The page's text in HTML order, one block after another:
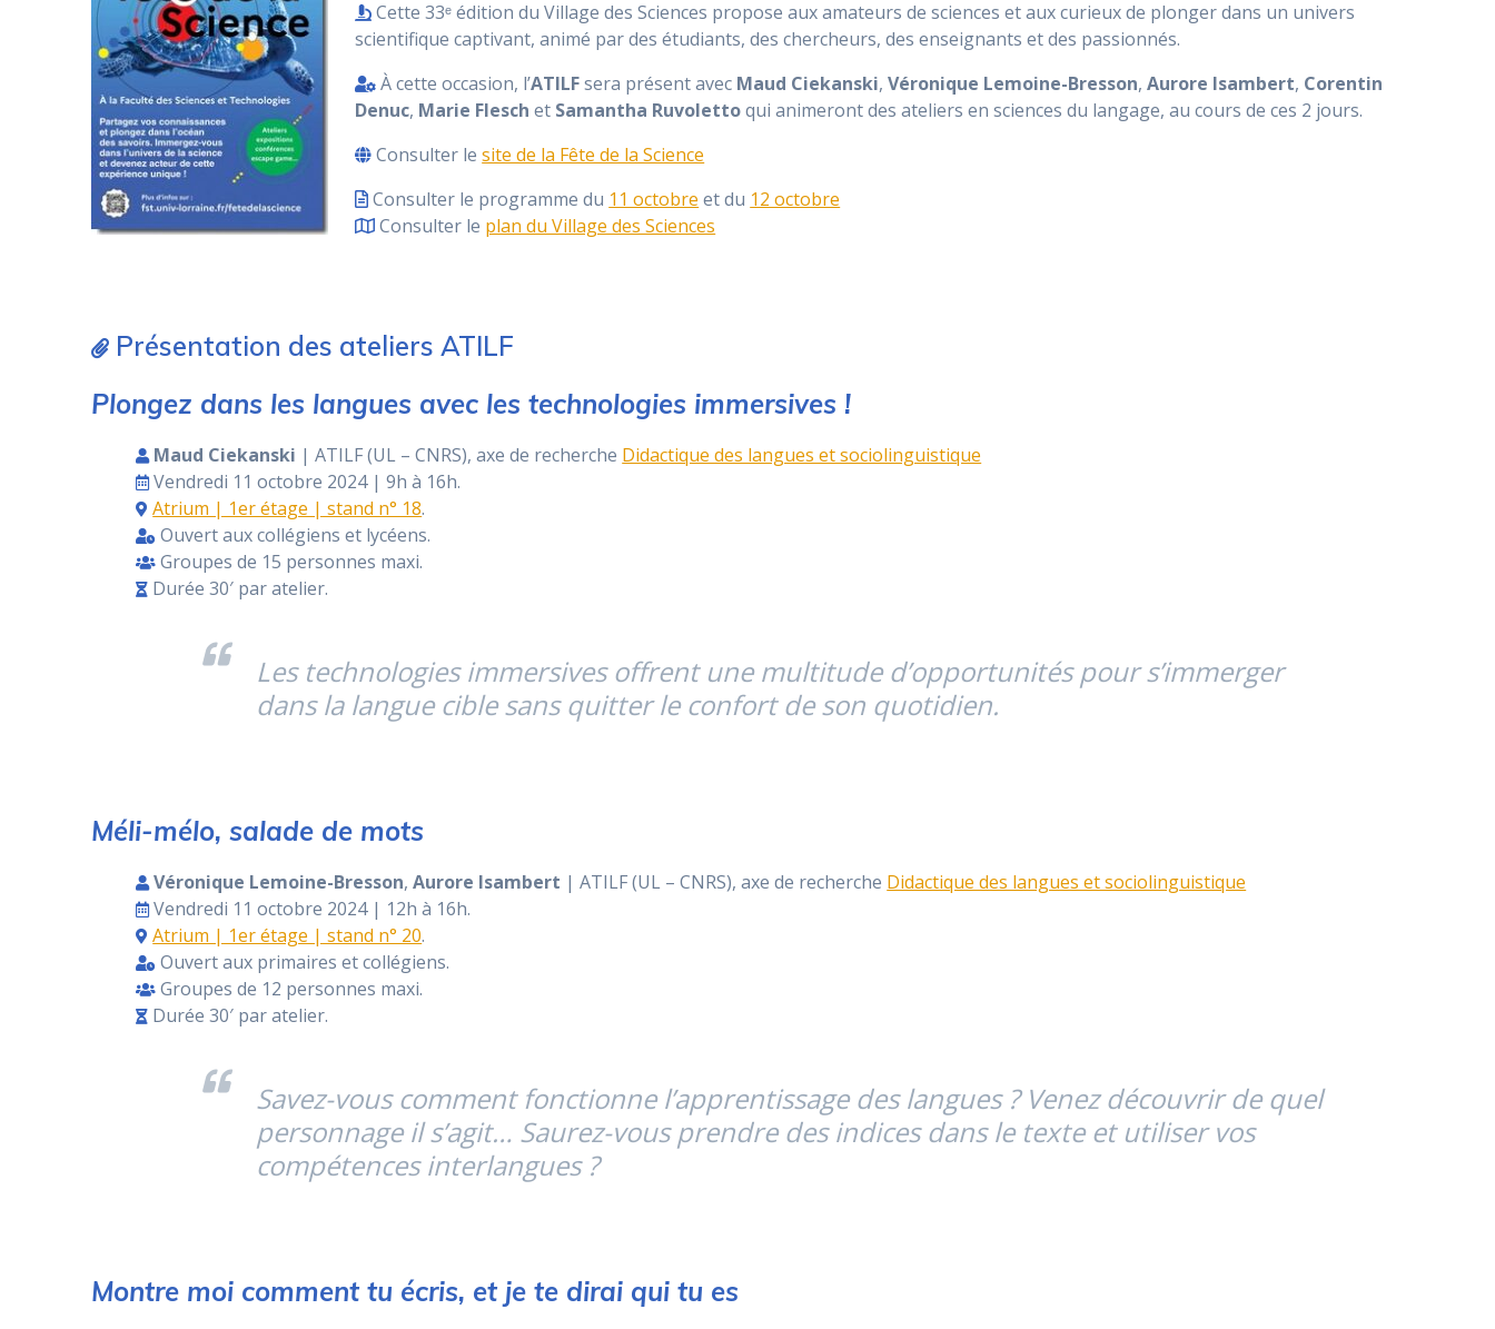
Cette 33ᵉ édition du Village des Sciences propose aux amateurs de sciences et aux curieux de plonger dans un univers
scientifique captivant, animé par des étudiants, des chercheurs, des enseignants et des passionnés.
À cette occasion, l’ATILFsera présent avec Maud Ciekanski,Véronique Lemoine-Bresson,Aurore Isambert, Corentin
Denuc, Marie Flesch et Samantha Ruvolettoqui animeront des ateliers en sciences du langage, au cours de ces 2 jours.
Consulter lesite de la Fête de la Science
Consulter le programme du 11 octobre et du 12 octobre
Consulter le plan du Village des Sciences
Présentation des ateliers ATILF
Plongez dans les langues avec les technologies immersives !
Maud Ciekanski | ATILF (UL – CNRS), axe de recherche Didactique des langues et sociolinguistique
Vendredi 11 octobre 2024 | 9h à 16h.
Atrium | 1er étage | stand n° 18.
Ouvert aux collégiens et lycéens.
Groupes de 15 personnes maxi.
Durée 30′ par atelier.
Les technologies immersives offrent une multitude d’opportunités pour s’immerger
dans la langue cible sans quitter le confort de son quotidien.
Méli-mélo, salade de mots
Véronique Lemoine-Bresson,Aurore Isambert | ATILF (UL – CNRS), axe de recherche Didactique des langues et sociolinguistique
Vendredi 11 octobre 2024 | 12h à 16h.
Atrium | 1er étage | stand n° 20.
Ouvert aux primaires et collégiens.
Groupes de 12 personnes maxi.
Durée 30′ par atelier.
Savez-vous comment fonctionne l’apprentissage des langues ? Venez découvrir de quel
personnage il s’agit… Saurez-vous prendre des indices dans le texte et utiliser vos
compétences interlangues ?
Montre moi comment tu écris, et je te dirai qui tu es